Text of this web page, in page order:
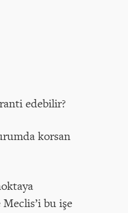
edebilir?
korsan
bu işe